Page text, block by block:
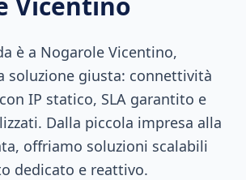
è a Nogarole Vicentino,
soluzione giusta: connettività
IP statico, SLA garantito e
Dalla piccola impresa alla
offriamo soluzioni scalabili
dedicato e reattivo.